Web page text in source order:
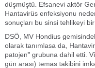
düşmüştü. Efsanevi aktör
Hantavirüs enfeksiyonu
sonuçları bu sinsi tehlikeyi bir
DSÖ, MV Hondius
olarak tanımlasa da,
patojen" grubuna dahil etti.
gün arası) temas takibini